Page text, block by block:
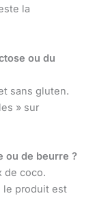
la
ou du
sans gluten.
» sur
ou de beurre ?
de coco.
le produit est